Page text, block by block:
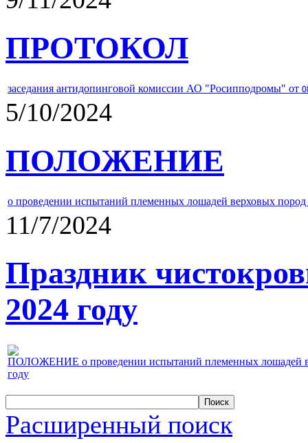
ПРОТОКОЛ
заседания антидопинговой комиссии АО "Росипподромы" от
5/10/2024
ПОЛОЖЕНИЕ
о проведении испытаний племенных лошадей верховых
11/7/2024
Праздник
2024 году
ПОЛОЖЕНИЕ о проведении испытаний племенных лошадей
году
Расширенный поиск